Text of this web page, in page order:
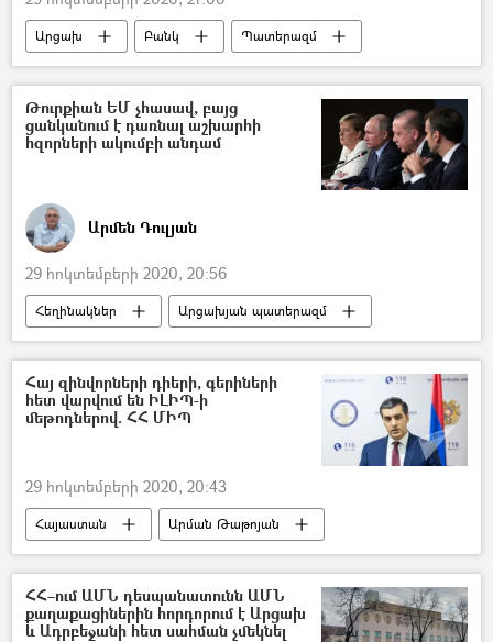
Արցախ Բանկ
Պատերազմ
Կենտրոնական բանկ (ԿԲ)
Թուրքիան ԵՄ չհասավ, բայց
ցանկանում է դառնալ աշխարհի
հզորների ակումբի անդամ
Արմեն Դուլյան
29 հոկտեմբերի 2020, 20:56
Հեղինակներ
Արցախյան պատերազմ
Թուրքիա
5 րոպե Դուլյանի հետ
Հայ զինվորների դիերի, գերիների
հետ վարվում են ԻԼԻՊ-ի
մեթոդներով. ՀՀ ՄԻՊ
29 հոկտեմբերի 2020, 20:43
Հայաստան
Արման Թաթոյան
գերի
ռազմագերի
Դիակ
ադրբեջանցի
ՀՀ–ում ԱՄՆ դեսպանատունն ԱՄՆ
քաղաքացիներին հորդորում է Արցախ
և Ադրբեջանի հետ սահման չմեկնել